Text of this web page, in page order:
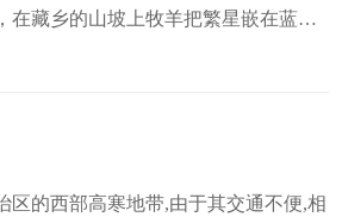
在藏乡的山坡上牧羊把繁星嵌在蓝色
的目光之中让雪山融化，清浅流淌春
的信笺，誊写着发芽的晚春02草原的
上青烟袅袅，在藏语的眉间，青黛如
时光去点睛她...
区的西部高寒地带,由于其交通不便,相